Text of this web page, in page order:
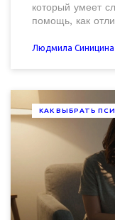
который умеет
помощь, как
Людмила Синицина
КАК ВЫБРАТЬ